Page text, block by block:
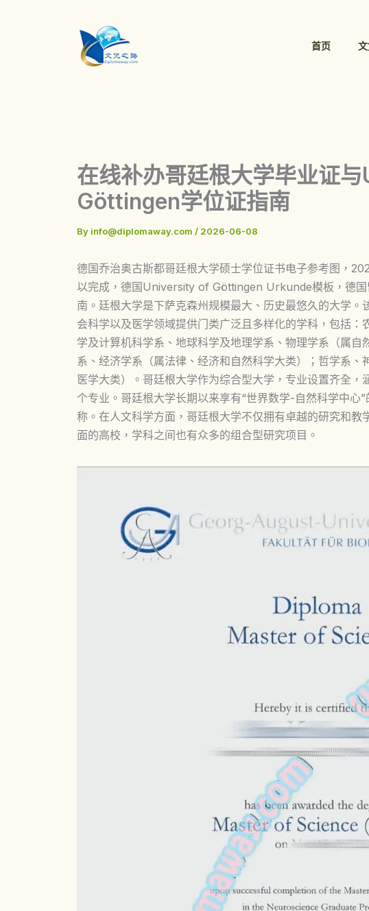
首页
在线补办哥廷根大学毕业证
Göttingen学位证指南
By info@diplomaway.com / 2026-06-08
德国乔治奥古斯都哥廷根大学硕士学位证书电子参考图，
以完成，德国University of Göttingen Urkunde模板，德国
南。廷根大学是下萨克森州规模最大、历史最悠久的大学
会科学以及医学领域提供门类广泛且多样化的学科，包括
学及计算机科学系、地球科学及地理学系、物理学系（属
系、经济学系（属法律、经济和自然科学大类）；哲学系
医学大类）。哥廷根大学作为综合型大学，专业设置齐全
个专业。哥廷根大学长期以来享有“世界数学-自然科学中心
称。在人文科学方面，哥廷根大学不仅拥有卓越的研究和
面的高校，学科之间也有众多的组合型研究项目。